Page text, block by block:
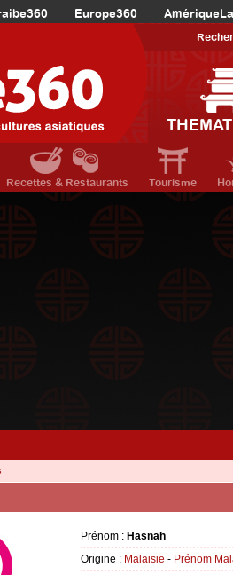
Europe360
Recettes & Restaurants Tourisme
Prénom : Hasnah
Origine : Malaisie - Prénom